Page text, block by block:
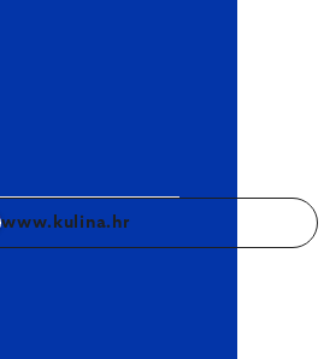
www.kulina.hr